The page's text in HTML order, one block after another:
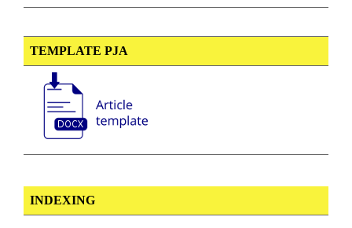
TEMPLATE PJA
INDEXING